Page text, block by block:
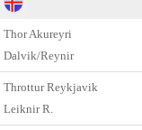
Thor Akureyri
Dalvik/Reynir
Throttur Reykjavik
Leiknir R.